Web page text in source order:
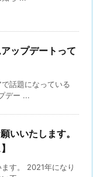
ップデートって
話題になっている
デー ...
いいたします。
す。 2021年になり